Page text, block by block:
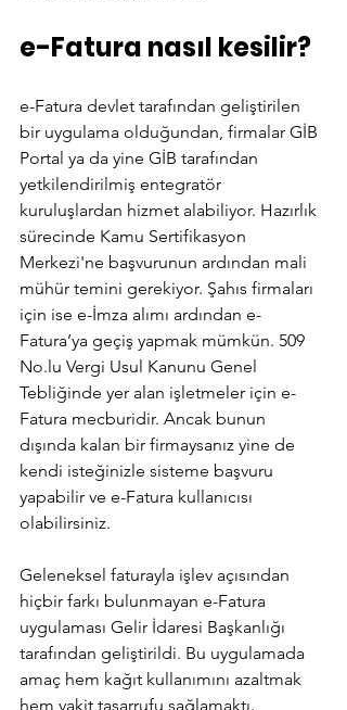
e-Fatura nasıl kesilir?
e-Fatura devlet tarafından geliştirilen
bir uygulama olduğundan, firmalar GİB
Portal ya da yine GİB tarafından
yetkilendirilmiş entegratör
kuruluşlardan hizmet alabiliyor. Hazırlık
sürecinde Kamu Sertifikasyon
Merkezi'ne başvurunun ardından mali
mühür temini gerekiyor. Şahıs firmaları
için ise e-İmza alımı ardından e-
Fatura’ya geçiş yapmak mümkün. 509
No.lu Vergi Usul Kanunu Genel
Tebliğinde yer alan işletmeler için e-
Fatura mecburidir. Ancak bunun
dışında kalan bir firmaysanız yine de
kendi isteğinizle sisteme başvuru
yapabilir ve e-Fatura kullanıcısı
olabilirsiniz.
Geleneksel faturayla işlev açısından
hiçbir farkı bulunmayan e-Fatura
uygulaması Gelir İdaresi Başkanlığı
tarafından geliştirildi. Bu uygulamada
amaç hem kağıt kullanımını azaltmak
hem vakit tasarrufu sağlamaktı.